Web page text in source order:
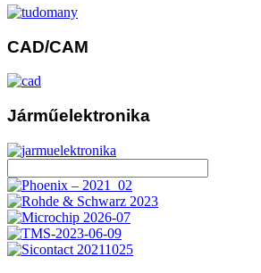
CAD/CAM
Járműelektronika